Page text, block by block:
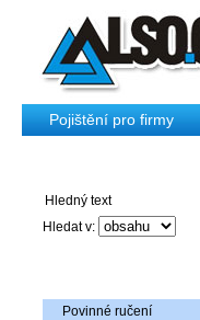
Hledat v:
Povinné ručení
Pojištění pro firmy